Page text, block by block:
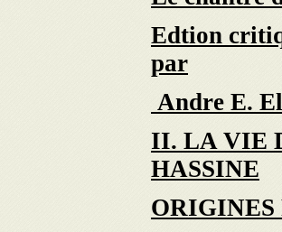
Edtion
par
Andre E.
II. LA VIE
HASSINE